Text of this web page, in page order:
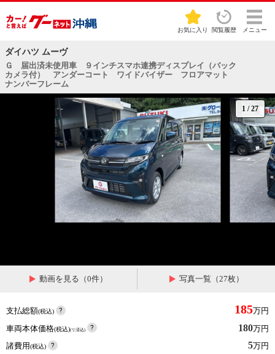
お気に入り 閲覧履歴 メニュー
ダイハツ ムーヴ
Ｇ 届出済未使用車 ９インチスマホ連携ディスプレイ（バック
カメラ付） アンダーコート ワイドバイザー フロアマット
ナンバーフレーム
1 /27
動画を見る（0件） 写真一覧（27枚）
支払総額(税込) 185万円
車両本体価格(税込)(リ済込) 180万円
諸費用(税込) 5万円